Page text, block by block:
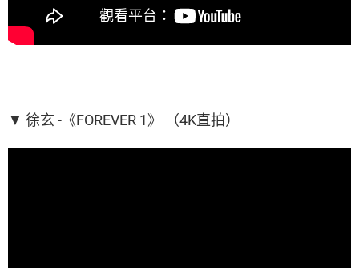
▼ 徐玄 -《FOREVER 1》 （4K直拍）